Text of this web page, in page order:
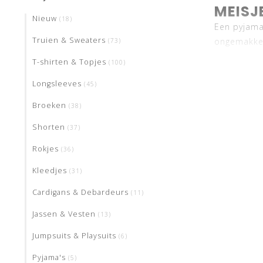
Nieuw (18)
Truien & Sweaters (73)
T-shirten & Topjes (100)
Longsleeves (45)
Broeken (38)
Shorten (37)
Rokjes (36)
Kleedjes (31)
Cardigans & Debardeurs (11)
Jassen & Vesten (13)
Jumpsuits & Playsuits (6)
Pyjama's (5)
Een
kamer.